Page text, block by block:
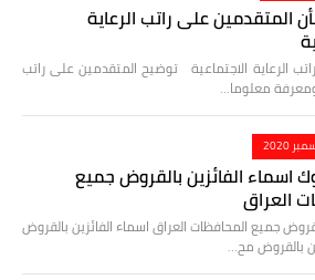
المتقدمين على راتب الرعاية
الرعاية الاجتماعية توضيح المتقدمين على راتب
اسماء الفائزين بالقروض جميع
العراق
جميع المحافظات العراق اسماء الفائزين بالقروض
بالقروض مح…